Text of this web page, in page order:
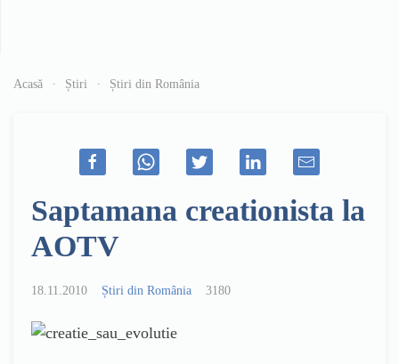
Acasă Știri Știri din România
Saptamana creationista la
AOTV
18.11.2010 Știri din România 3180